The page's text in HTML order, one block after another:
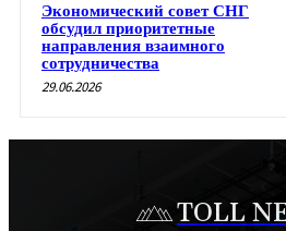
Экономический совет СНГ
обсудил приоритетные
направления взаимного
сотрудничества
29.06.2026
TOLL